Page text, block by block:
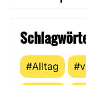
#Alltag